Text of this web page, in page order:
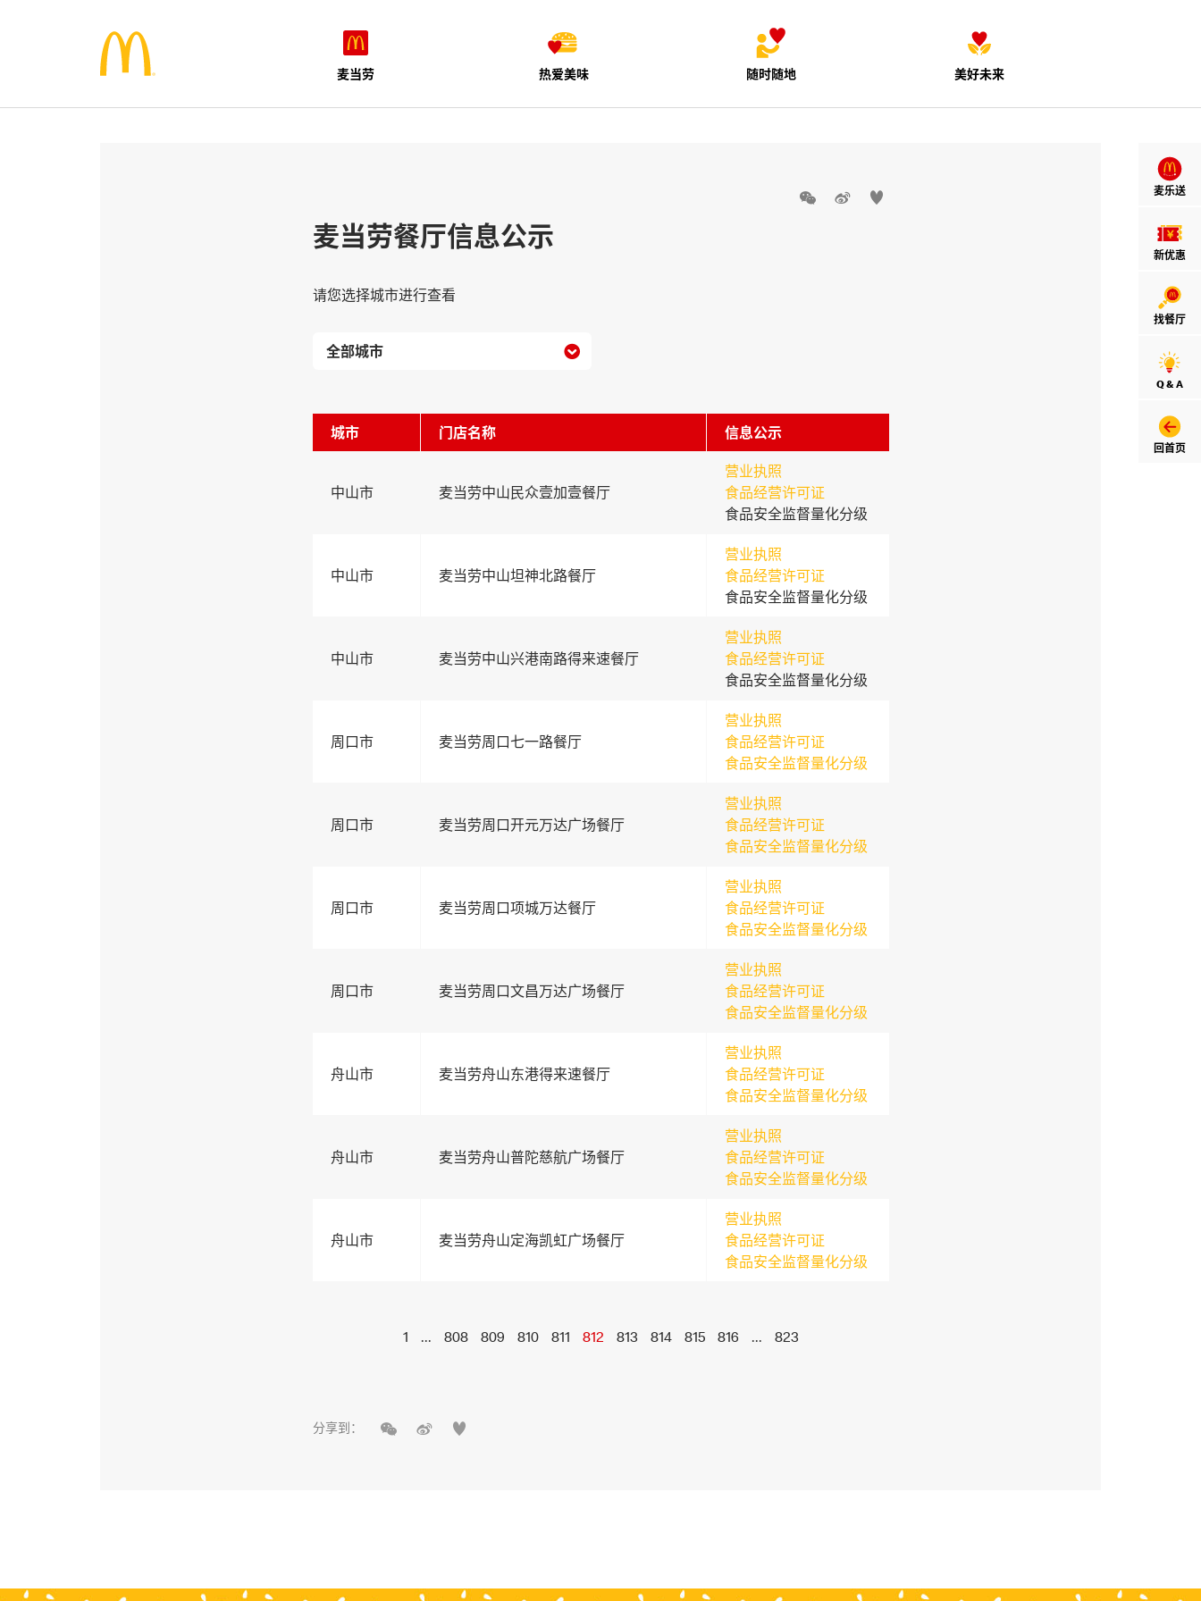
麦当劳 热爱美味 随时随地 美好未来
麦乐送
新优惠
找餐厅
Q & A
回首页
  
麦当劳餐厅信息公示
请您选择城市进行查看

城市 门店名称 信息公示
中山市 麦当劳中山民众壹加壹餐厅
营业执照
食品经营许可证
食品安全监督量化分级
中山市 麦当劳中山坦神北路餐厅
营业执照
食品经营许可证
食品安全监督量化分级
中山市 麦当劳中山兴港南路得来速餐厅
营业执照
食品经营许可证
食品安全监督量化分级
周口市 麦当劳周口七一路餐厅
营业执照
食品经营许可证
食品安全监督量化分级
周口市 麦当劳周口开元万达广场餐厅
营业执照
食品经营许可证
食品安全监督量化分级
周口市 麦当劳周口项城万达餐厅
营业执照
食品经营许可证
食品安全监督量化分级
周口市 麦当劳周口文昌万达广场餐厅
营业执照
食品经营许可证
食品安全监督量化分级
舟山市 麦当劳舟山东港得来速餐厅
营业执照
食品经营许可证
食品安全监督量化分级
舟山市 麦当劳舟山普陀慈航广场餐厅
营业执照
食品经营许可证
食品安全监督量化分级
舟山市 麦当劳舟山定海凯虹广场餐厅
营业执照
食品经营许可证
食品安全监督量化分级
1 ... 808 809 810 811 812 813 814 815 816 ... 823
分享到：   